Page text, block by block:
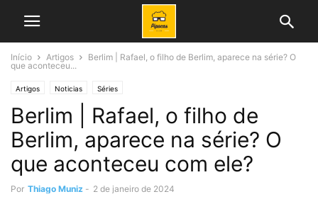
Início Artigos
Berlim | Rafael, o filho de Berlim, aparece na série? O
que aconteceu...
Artigos Noticias Séries
Berlim | Rafael, o filho de
Berlim, aparece na série? O
que aconteceu com ele?
Por Thiago Muniz - 2 de janeiro de 2024